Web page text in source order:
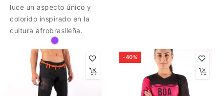
luce un aspecto único y
colorido inspirado en la
cultura afrobrasileña.
-40%